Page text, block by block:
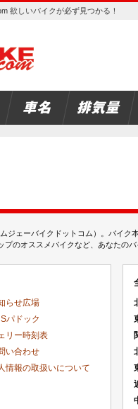
欲しいバイクが必ず見つかる！
ジェーバイクドットコム）。バイ
プのオススメバイクなど、あなたの
らせ広場
パドック
リー時刻表
い合わせ
情報の取扱いについて